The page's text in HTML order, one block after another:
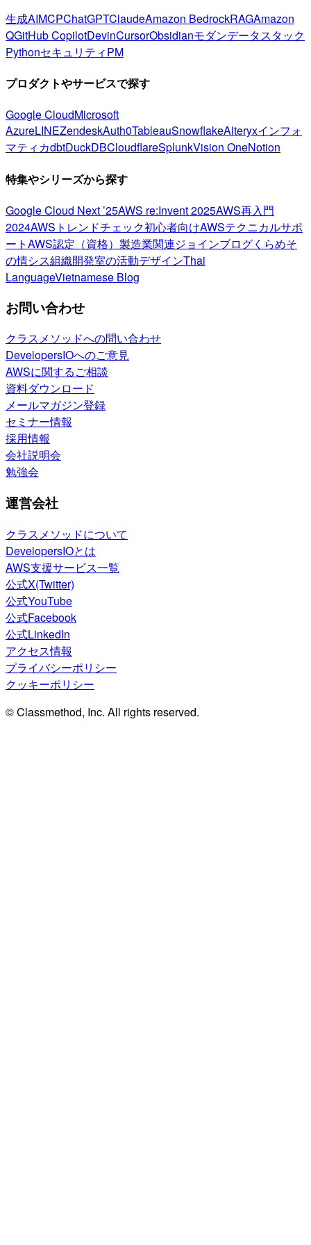
生成AIMCPChatGPTClaudeAmazon BedrockRAGAmazon
QGitHub CopilotDevinCursorObsidianモダンデータスタック
PythonセキュリティPM
プロダクトやサービスで探す
Google CloudMicrosoft
AzureLINEZendeskAuth0TableauSnowflakeAlteryxインフォ
マティカdbtDuckDBCloudflareSplunkVision OneNotion
特集やシリーズから探す
Google Cloud Next ’25AWS re:Invent 2025AWS再入門
2024AWSトレンドチェック初心者向けAWSテクニカルサポ
ートAWS認定（資格） 製造業関連ジョインブログくらめそ
の情シス組織開発室の活動デザインThai
LanguageVietnamese Blog
お問い合わせ
クラスメソッドへの問い合わせ
DevelopersIOへのご意見
AWSに関するご相談
資料ダウンロード
メールマガジン登録
セミナー情報
採用情報
会社説明会
勉強会
運営会社
クラスメソッドについて
DevelopersIOとは
AWS支援サービス一覧
公式X(Twitter)
公式YouTube
公式Facebook
公式LinkedIn
アクセス情報
プライバシーポリシー
クッキーポリシー
© Classmethod, Inc. All rights reserved.